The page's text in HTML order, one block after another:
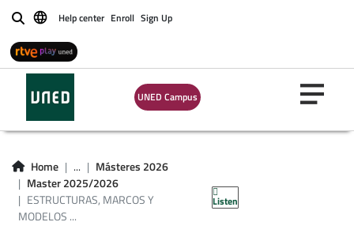
BuscarHelp center Enroll Sign Up
UNED Campus
Home ...
Másteres 2026
Master 2025/2026
ESTRUCTURAS, MARCOS Y
MODELOS ...
Listen
ESTRUCTURAS,
MARCOS Y
MODELOS
CULTURALES DE LA
COMUNICACIÓN
PÚBLICA